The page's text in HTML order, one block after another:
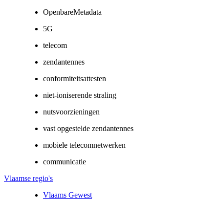
OpenbareMetadata
5G
telecom
zendantennes
conformiteitsattesten
niet-ioniserende straling
nutsvoorzieningen
vast opgestelde zendantennes
mobiele telecomnetwerken
communicatie
Vlaamse regio's
Vlaams Gewest